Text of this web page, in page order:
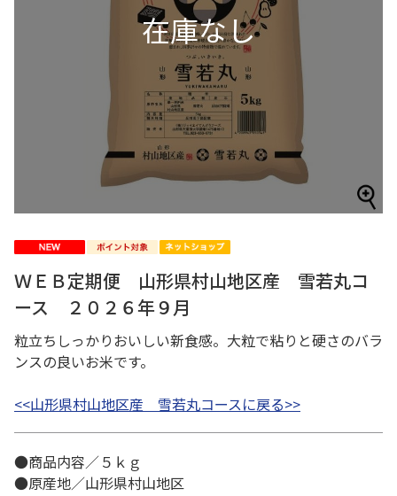
ＷＥＢ定期便 山形県村山地区産 雪若丸コ
ース ２０２６年９月
粒立ちしっかりおいしい新食感。大粒で粘りと硬さのバラ
ンスの良いお米です。
<<山形県村山地区産 雪若丸コースに戻る>>
●商品内容／５ｋｇ
●原産地／山形県村山地区